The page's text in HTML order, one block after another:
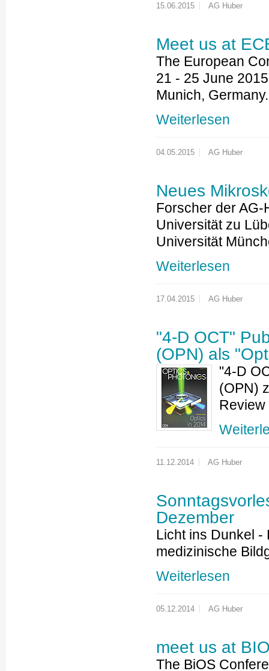
15.06.2015 AG Huber
Meet us at
The European
21 - 25 June
Munich, Germany.
Weiterlesen
04.05.2015 AG Huber
Neues
Forscher der AG-
Universität zu
Universität
Weiterlesen
17.04.2015 AG Huber
"4-D OCT"
(OPN) als
"4-D
(OPN)
11.12.2014 AG Huber
Dezember
Licht ins Dunkel -
medizinische
Weiterlesen
05.12.2014 AG Huber
meet us at
The BiOS